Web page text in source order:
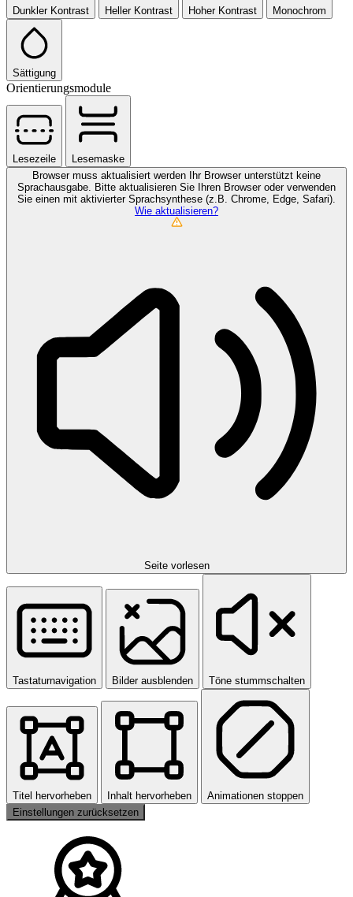
Dunkler Kontrast Heller Kontrast Hoher Kontrast Monochrom
Sättigung
Orientierungsmodule
Lesezeile
Lesemaske
Browser muss aktualisiert werden Ihr Browser unterstützt keine
Sprachausgabe. Bitte aktualisieren Sie Ihren Browser oder verwenden
Sie einen mit aktivierter Sprachsynthese (z.B. Chrome, Edge, Safari).
Wie aktualisieren?
Seite vorlesen
Tastaturnavigation Bilder ausblenden Töne stummschalten
Titel hervorheben Inhalt hervorheben
Animationen stoppen
Einstellungen zurücksetzen